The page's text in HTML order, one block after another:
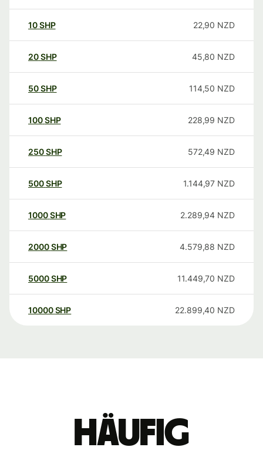
10SHP 22,90 NZD
20SHP 45,80 NZD
50SHP 114,50 NZD
100SHP 228,99 NZD
250SHP 572,49 NZD
500SHP 1.144,97 NZD
1000SHP 2.289,94 NZD
2000SHP 4.579,88 NZD
5000SHP 11.449,70 NZD
10000 SHP 22.899,40 NZD
Häufig